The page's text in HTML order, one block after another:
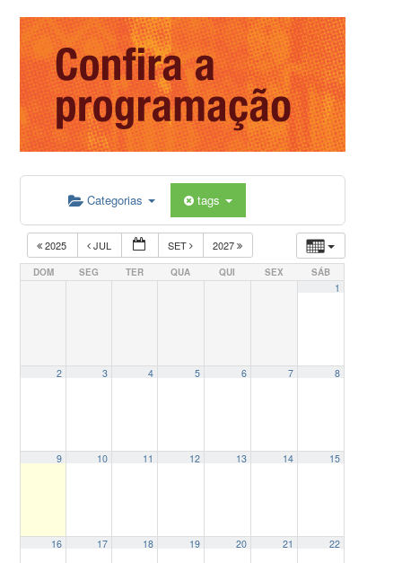
Categorias tags
2025 JUL SET 2027
DOM SEG TER QUA QUI SEX SÁB
1
2 3 4 5 6 7 8
9 10 11 12 13 14 15
16 17 18 19 20 21 22